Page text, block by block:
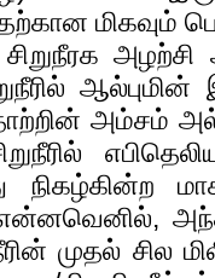
இதற்கான
ஆல்புமின்
அம்சம்
சிறுநீரில்
நிகழ்கின்ற
என்னவெனில்,
முதல்